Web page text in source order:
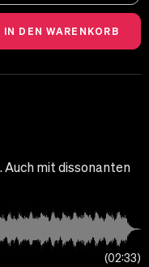
mit dissonanten
02:33